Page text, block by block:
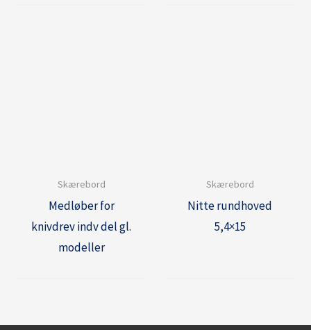
Skærebord
Medløber for
knivdrev indv del gl.
modeller
Skærebord
Nitte rundhoved
5,4×15